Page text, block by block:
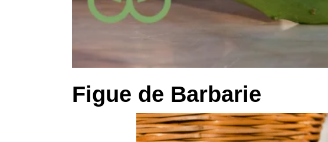
Figue de Barbarie